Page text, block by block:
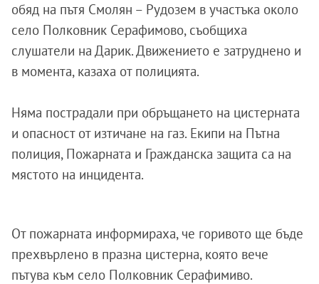
обяд на пътя Смолян – Рудозем в участъка около
село Полковник Серафимово, съобщиха
слушатели на Дарик. Движението е затруднено и
в момента, казаха от полицията.
Няма пострадали при обръщането на цистерната
и опасност от изтичане на газ. Екипи на Пътна
полиция, Пожарната и Гражданска защита са на
мястото на инцидента.
От пожарната информираха, че горивото ще бъде
прехвърлено в празна цистерна, която вече
пътува към село Полковник Серафимиво.